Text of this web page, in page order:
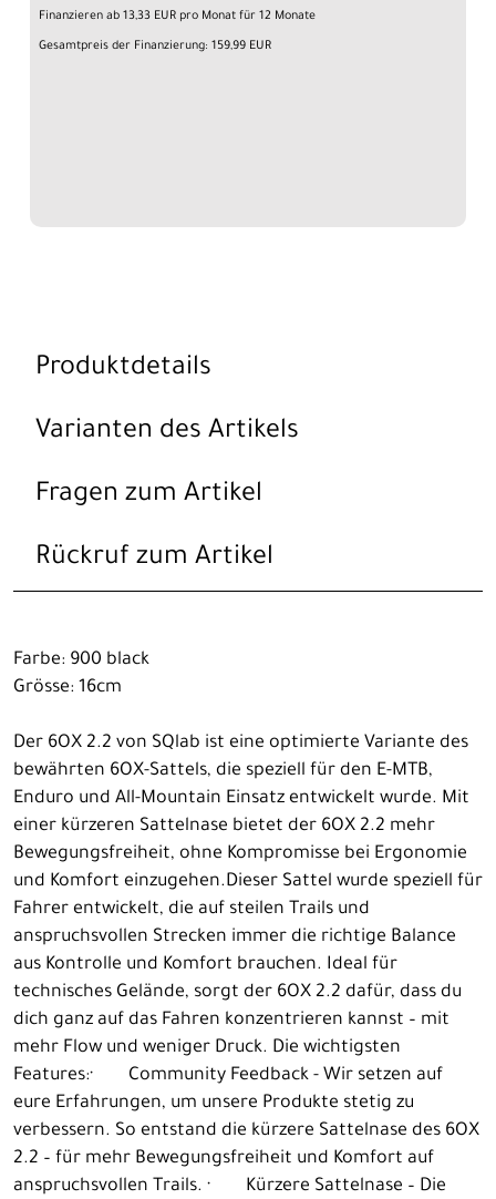
Finanzieren ab 13,33 EUR pro Monat für 12 Monate
Gesamtpreis der Finanzierung: 159,99 EUR
Produktdetails
Varianten des Artikels
Fragen zum Artikel
Rückruf zum Artikel
Farbe: 900 black
Grösse: 16cm
Der 6OX 2.2 von SQlab ist eine optimierte Variante des
bewährten 6OX-Sattels, die speziell für den E-MTB,
Enduro und All-Mountain Einsatz entwickelt wurde. Mit
einer kürzeren Sattelnase bietet der 6OX 2.2 mehr
Bewegungsfreiheit, ohne Kompromisse bei Ergonomie
und Komfort einzugehen.Dieser Sattel wurde speziell für
Fahrer entwickelt, die auf steilen Trails und
anspruchsvollen Strecken immer die richtige Balance
aus Kontrolle und Komfort brauchen. Ideal für
technisches Gelände, sorgt der 6OX 2.2 dafür, dass du
dich ganz auf das Fahren konzentrieren kannst – mit
mehr Flow und weniger Druck. Die wichtigsten
Features:· Community Feedback - Wir setzen auf
eure Erfahrungen, um unsere Produkte stetig zu
verbessern. So entstand die kürzere Sattelnase des 6OX
2.2 – für mehr Bewegungsfreiheit und Komfort auf
anspruchsvollen Trails. · Kürzere Sattelnase – Die